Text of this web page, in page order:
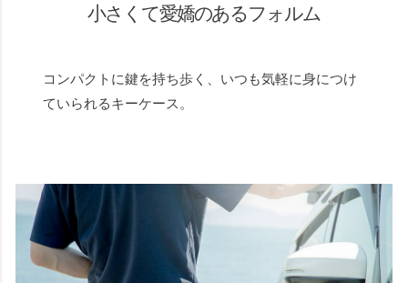
小さくて愛嬌のあるフォルム
コンパクトに鍵を持ち歩く、いつも気軽に身につけ
ていられるキーケース。